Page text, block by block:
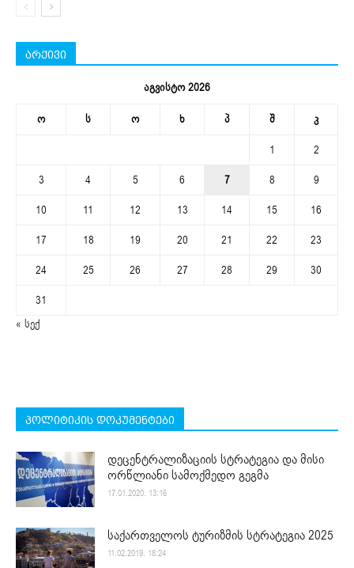
არქივი
აგვისტო 2026
ო ს ო ხ პ შ კ
1
2
3
4 5 6 7 8
9
10
11 12 13 14 15
16
17
18 19 20 21 22
23
24
25 26 27 28 29
30
31
« სექ
პოლიტიკის დოკუმენტები
დეცენტრალიზაციის სტრატეგია და მისი
ორწლიანი სამოქმედო გეგმა
17.01.2020. 13:16
საქართველოს ტურიზმის სტრატეგია 2025
11.02.2019. 18:24